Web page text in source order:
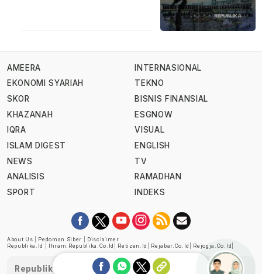
AMEERA
EKONOMI SYARIAH
SKOR
KHAZANAH
IQRA
ISLAM DIGEST
NEWS
ANALISIS
SPORT
INTERNASIONAL
TEKNO
BISNIS FINANSIAL
ESGNOW
VISUAL
ENGLISH
TV
RAMADHAN
INDEKS
About Us Pedoman Siber
Disclaimer
Republika.id
Ihram.republika.co.id Retizen.id Rejabar.co.id Rejogja.co.id
Republika telah diverifikasi oleh Dewan Pers